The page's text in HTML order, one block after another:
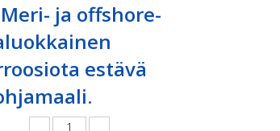
ja offshore-
estävä